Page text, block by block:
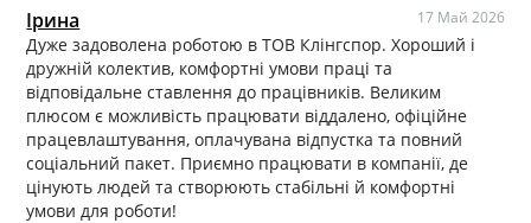
працюють на результат.
Тут цінують відповідальність, професійність, розвиток та
здорову робочу атмосферу. Тут можна не просто
працювати, а будувати кар’єру у міжнародній компанії з
високими стандартами та реальними можливостями для
професійного росту.
Ірина 17 Май 2026
Дуже задоволена роботою в ТОВ Клінгспор. Хороший і
дружній колектив, комфортні умови праці та
відповідальне ставлення до працівників. Великим
плюсом є можливість працювати віддалено, офіційне
працевлаштування, оплачувана відпустка та повний
соціальний пакет. Приємно працювати в компанії, де
цінують людей та створюють стабільні й комфортні
умови для роботи!